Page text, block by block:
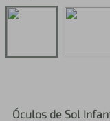
Óculos de Sol
perfume